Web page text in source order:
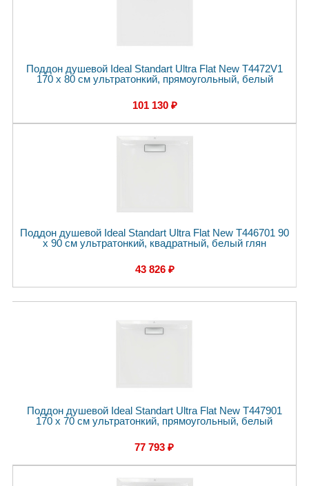
Поддон душевой Ideal Standart Ultra Flat New T4472V1
170 x 80 см ультратонкий, прямоугольный, белый
101 130 ₽
Поддон душевой Ideal Standart Ultra Flat New T446701 90
x 90 см ультратонкий, квадратный, белый глян
43 826 ₽
Поддон душевой Ideal Standart Ultra Flat New T447901
170 x 70 см ультратонкий, прямоугольный, белый
77 793 ₽